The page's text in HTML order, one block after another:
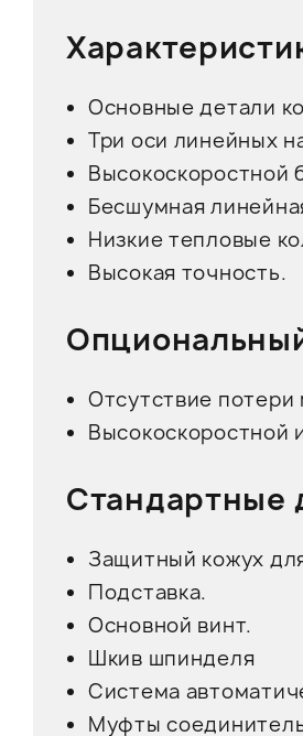
Основные детали
Три оси линейных
Высокоскоростной
Бесшумная
Низкие тепловые
Высокая точность.
Отсутствие
Высокоскоростной
Стандартные
Защитный кожух
Подставка.
Основной винт.
Шкив шпинделя
Система
Муфты